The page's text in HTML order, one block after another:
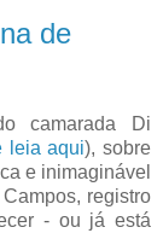
de
camarada Di
leia aqui), sobre
e inimaginável
registro
- ou já está